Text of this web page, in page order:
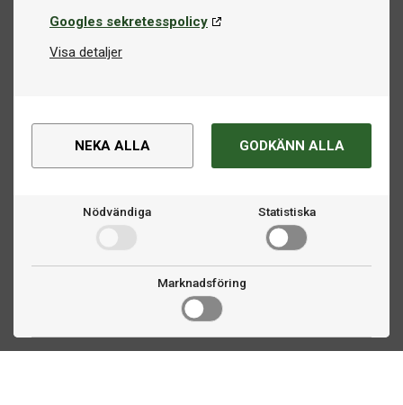
Googles sekretesspolicy
Visa detaljer
NEKA ALLA GODKÄNN ALLA
Nödvändiga Statistiska
Marknadsföring